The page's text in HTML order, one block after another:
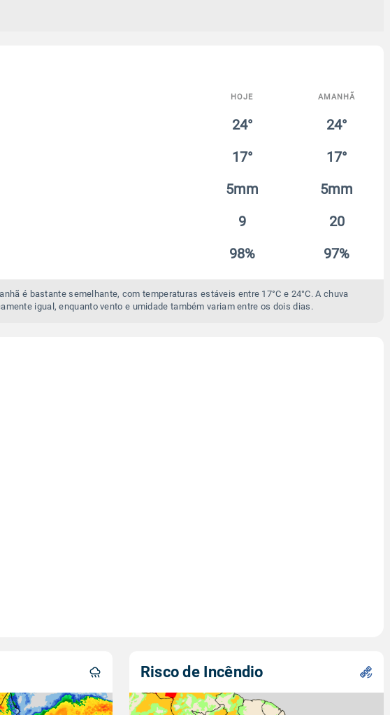
HOJE AMANHÃ
24° 24°
17° 17°
5mm 5mm
9 20
98% 97%
é bastante semelhante, com temperaturas estáveis entre 17°C e 24°C. A chuva
igual, enquanto vento e umidade também variam entre os dois dias.
Risco de Incêndio